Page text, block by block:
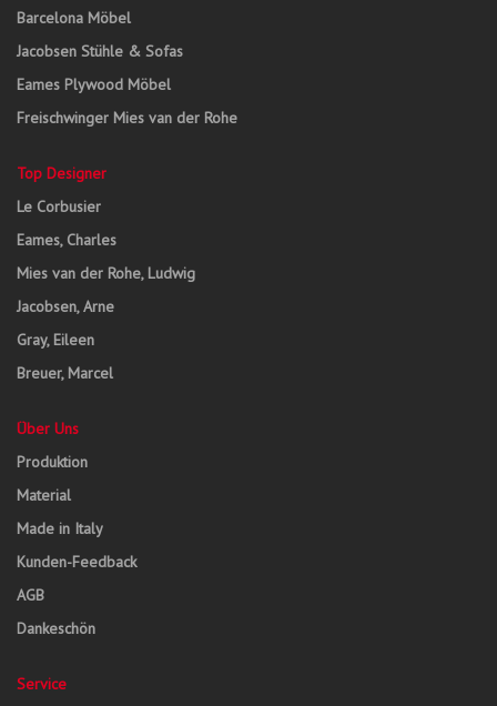
Barcelona Möbel
Jacobsen Stühle & Sofas
Eames Plywood Möbel
Freischwinger Mies van der Rohe
Top Designer
Le Corbusier
Eames, Charles
Mies van der Rohe, Ludwig
Jacobsen, Arne
Gray, Eileen
Breuer, Marcel
Über Uns
Produktion
Material
Made in Italy
Kunden-Feedback
AGB
Dankeschön
Service